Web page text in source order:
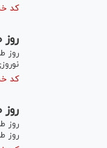
کد خبر: ۸۰۵۹۲۱ تاریخ
روز
کد خبر: ۸۰۵۷۷۱ تاریخ
روز
روز